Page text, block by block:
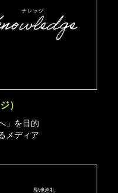
）
」を目的
メディア
聖地巡礼